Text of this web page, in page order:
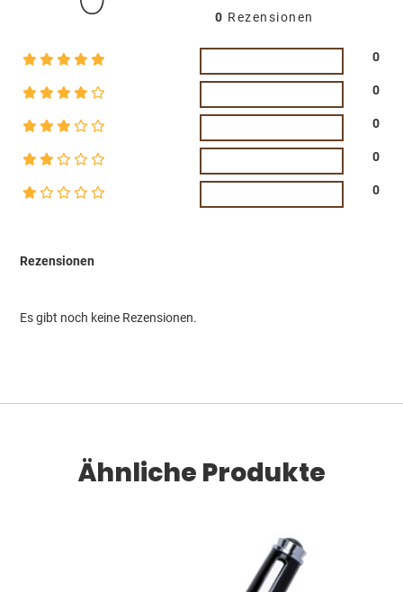
Rezensionen
Es gibt noch keine Rezensionen.
0 Rezensionen
0
0
0
0
0
Ähnliche Produkte